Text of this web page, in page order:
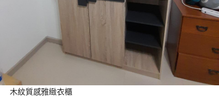
木紋質感雅緻衣櫃